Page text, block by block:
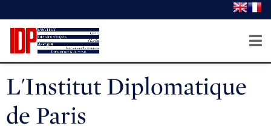
L'Institut Diplomatique
de Paris